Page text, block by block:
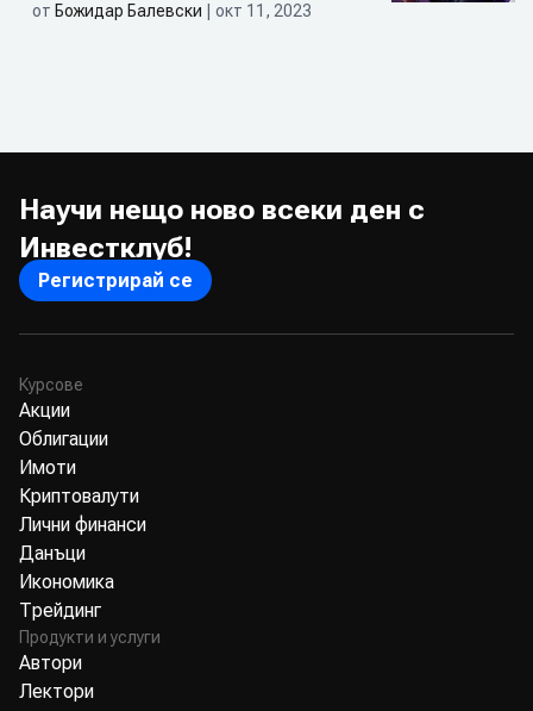
от Божидар Балевски | окт 11, 2023
Научи нещо ново всеки ден с
Инвестклуб!
Регистрирай се
Курсове
Акции
Облигации
Имоти
Криптовалути
Лични финанси
Данъци
Икономика
Трейдинг
Продукти и услуги
Автори
Лектори